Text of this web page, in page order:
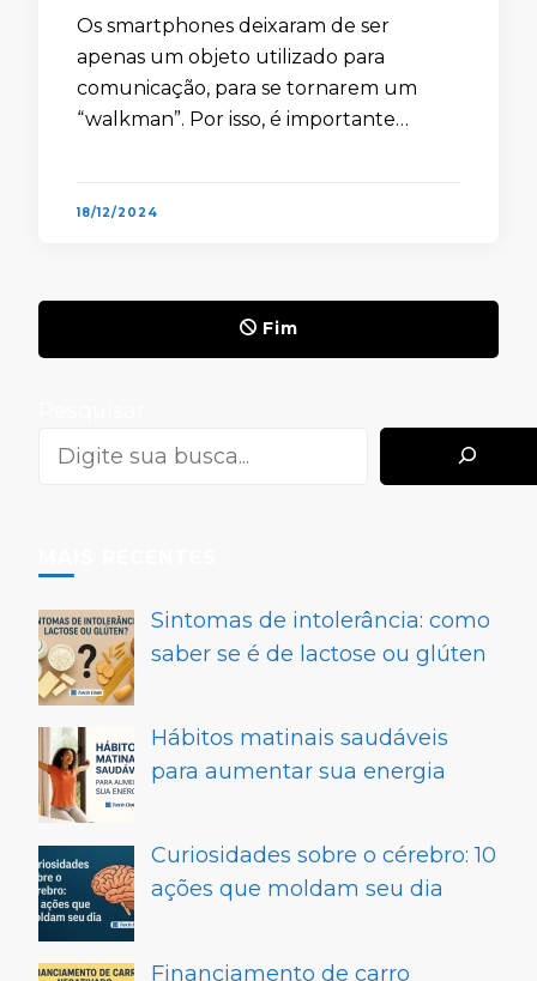
Os smartphones deixaram de ser
apenas um objeto utilizado para
comunicação, para se tornarem um
“walkman”. Por isso, é importante
aumentar o …
18/12/2024
Fim
Sintomas de intolerância: como
saber se é de lactose ou glúten
Hábitos matinais saudáveis
para aumentar sua energia
Curiosidades sobre o cérebro: 10
ações que moldam seu dia
Financiamento de carro